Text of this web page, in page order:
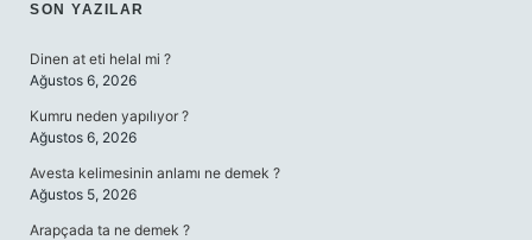
SIDEBAR
SON YAZILAR
Dinen at eti helal mi ?
Ağustos 6, 2026
Kumru neden yapılıyor ?
Ağustos 6, 2026
Avesta kelimesinin anlamı ne demek ?
Ağustos 5, 2026
Arapçada ta ne demek ?